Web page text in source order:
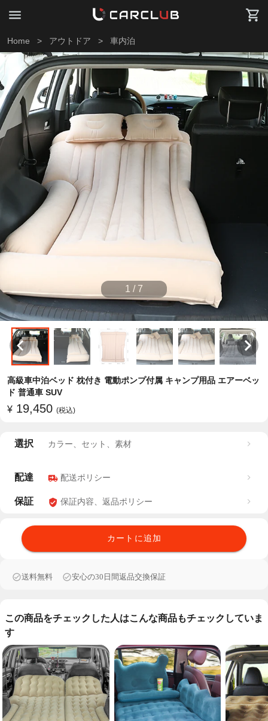
Home > アウトドア > 車内泊
1 / 7
高級車中泊ベッド 枕付き 電動ポンプ付属 キャンプ用品 エアーベッ
ド 普通車 SUV
¥ 19,450 (税込)
選択 カラー、セット、素材
配達 配送ポリシー
保証 保証内容、返品ポリシー
カートに追加
送料無料 安心の30日間返品交換保証
この商品をチェックした人はこんな商品もチェックしていま
す